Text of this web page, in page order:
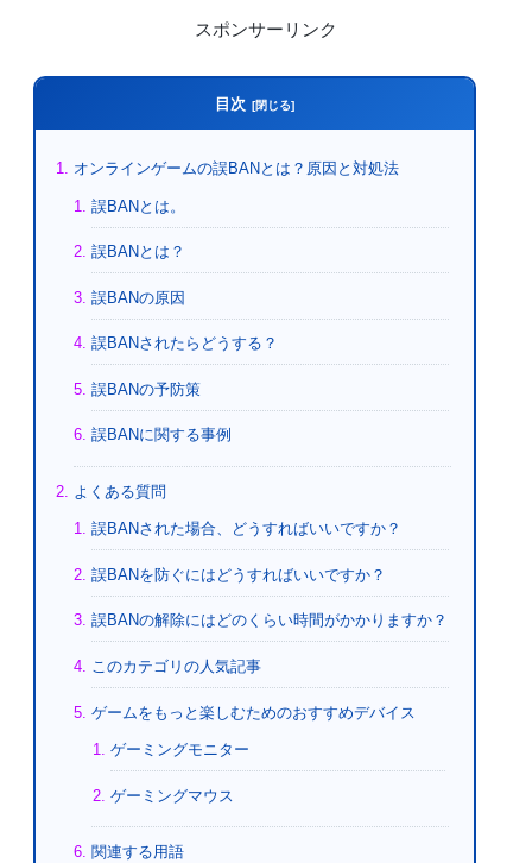
スポンサーリンク
目次
オンラインゲームの誤BANとは？原因と対処法
誤BANとは。
誤BANとは？
誤BANの原因
誤BANされたらどうする？
誤BANの予防策
誤BANに関する事例
よくある質問
誤BANされた場合、どうすればいいですか？
誤BANを防ぐにはどうすればいいですか？
誤BANの解除にはどのくらい時間がかかりますか？
このカテゴリの人気記事
ゲームをもっと楽しむためのおすすめデバイス
ゲーミングモニター
ゲーミングマウス
関連する用語